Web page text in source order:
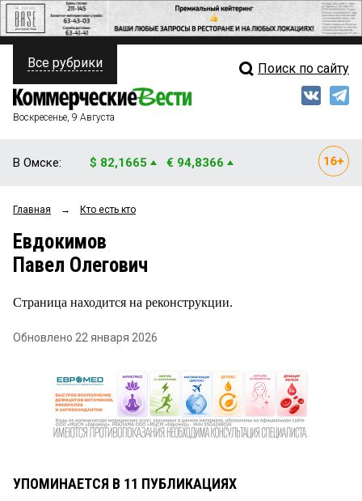
ПОЛИТИКА
ФИНАНСЫ
ОБЩЕСТВО
ЗАКОН
Свежий выпуск
Все рубрики Поиск по сайту
Воскресенье, 9 Августа
В Омске: $ 82,1665 € 94,8366
Главная → Кто есть кто
Евдокимов
Павел Олегович
Страница находится на реконструкции.
Обновлено 22 января 2026
УПОМИНАЕТСЯ В 11 ПУБЛИКАЦИЯХ